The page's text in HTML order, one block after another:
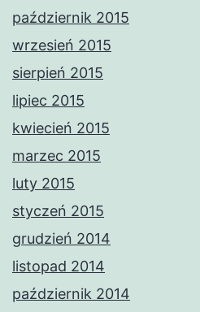
październik 2015
wrzesień 2015
sierpień 2015
lipiec 2015
kwiecień 2015
marzec 2015
luty 2015
styczeń 2015
grudzień 2014
listopad 2014
październik 2014